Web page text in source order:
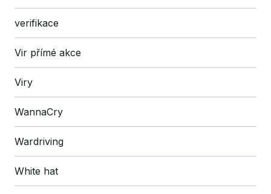
verifikace
Vir přímé akce
Viry
WannaCry
Wardriving
White hat